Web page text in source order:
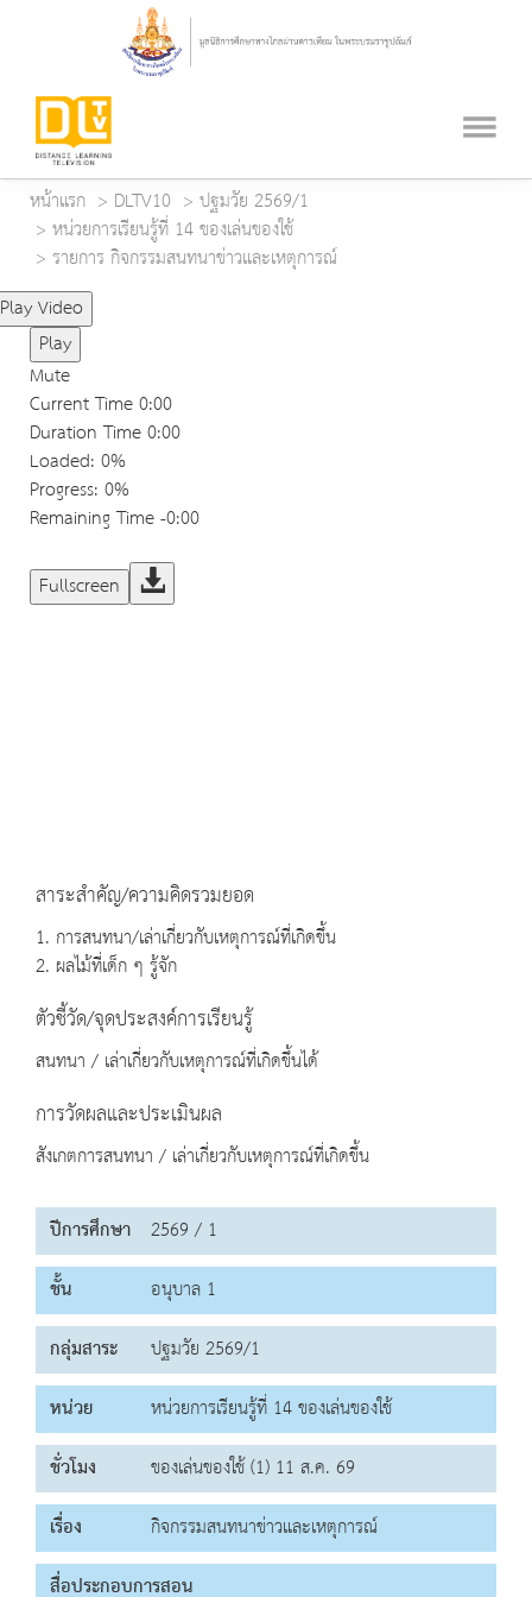
หน้าแรก DLTV10
ปฐมวัย 2569/1
หน่วยการเรียนรู้ที่ 14 ของเล่นของใช้
รายการ กิจกรรมสนทนาข่าวและเหตุการณ์
Play Video
Play
Mute
Current Time0:00
Duration Time0:00
Loaded: 0%
Progress: 0%
Remaining Time-0:00
Fullscreen
สาระสำคัญ/ความคิดรวมยอด
1. การสนทนา/เล่าเกี่ยวกับเหตุการณ์ที่เกิดขึ้น
2. ผลไม้ที่เด็ก ๆ รู้จัก
ตัวชี้วัด/จุดประสงค์การเรียนรู้
สนทนา / เล่าเกี่ยวกับเหตุการณ์ที่เกิดขึ้นได้
การวัดผลและประเมินผล
สังเกตการสนทนา / เล่าเกี่ยวกับเหตุการณ์ที่เกิดขึ้น
ปีการศึกษา 2569 / 1
ชั้น
อนุบาล 1
กลุ่มสาระ
ปฐมวัย 2569/1
หน่วย
หน่วยการเรียนรู้ที่ 14 ของเล่นของใช้
ชั่วโมง
ของเล่นของใช้ (1) 11 ส.ค. 69
เรื่อง
กิจกรรมสนทนาข่าวและเหตุการณ์
สื่อประกอบการสอน